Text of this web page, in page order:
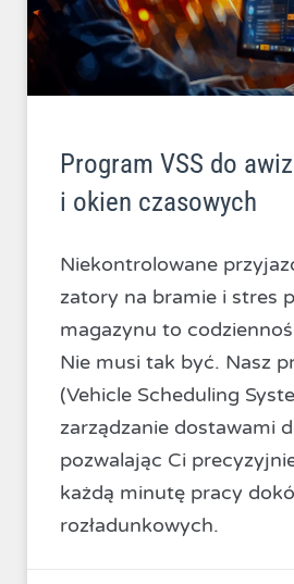
Program VSS do
i okien czasowych
Niekontrolowane
zatory na bramie i stres
magazynu to
Nie musi tak być. Nasz
(Vehicle Scheduling
zarządzanie dostawami
pozwalając Ci
każdą minutę pracy
rozładunkowych.